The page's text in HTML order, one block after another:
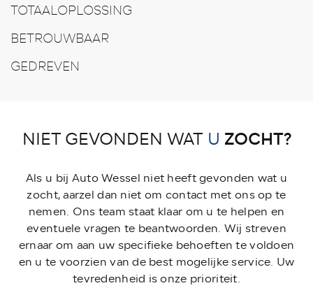
TOTAALOPLOSSING
BETROUWBAAR
GEDREVEN
NIET GEVONDEN WAT U ZOCHT?
Als u bij Auto Wessel niet heeft gevonden wat u
zocht, aarzel dan niet om contact met ons op te
nemen. Ons team staat klaar om u te helpen en
eventuele vragen te beantwoorden. Wij streven
ernaar om aan uw specifieke behoeften te voldoen
en u te voorzien van de best mogelijke service. Uw
tevredenheid is onze prioriteit.